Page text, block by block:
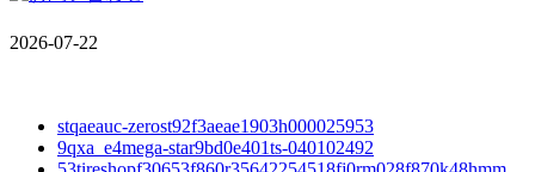
2026-07-22
stqaeauc-zerost92f3aeae1903h000025953
9qxa_e4mega-star9bd0e401ts-040102492